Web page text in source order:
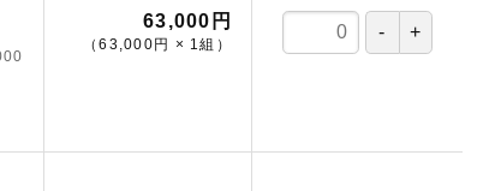
63,000円
（63,000円 × 1組 ）